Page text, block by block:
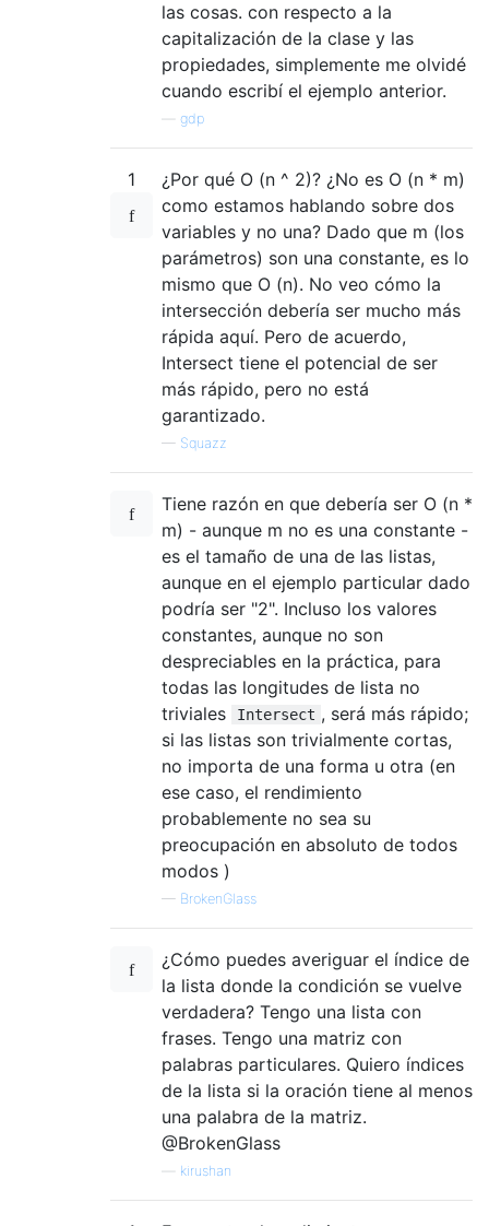
las cosas. con respecto a la
capitalización de la clase y las
propiedades, simplemente me olvidé
cuando escribí el ejemplo anterior.
gdp
1
¿Por qué O (n ^ 2)? ¿No es O (n * m)
como estamos hablando sobre dos
variables y no una? Dado que m (los
parámetros) son una constante, es lo
mismo que O (n). No veo cómo la
intersección debería ser mucho más
rápida aquí. Pero de acuerdo,
Intersect tiene el potencial de ser
más rápido, pero no está
garantizado.
— Squazz
Tiene razón en que debería ser O (n *
m) - aunque m no es una constante -
es el tamaño de una de las listas,
aunque en el ejemplo particular dado
podría ser "2". Incluso los valores
constantes, aunque no son
despreciables en la práctica, para
todas las longitudes de lista no
triviales
Intersect , será más rápido;
si las listas son trivialmente cortas,
no importa de una forma u otra (en
ese caso, el rendimiento
probablemente no sea su
preocupación en absoluto de todos
modos )
— BrokenGlass
¿Cómo puedes averiguar el índice de
la lista donde la condición se vuelve
verdadera? Tengo una lista con
frases. Tengo una matriz con
palabras particulares. Quiero índices
de la lista si la oración tiene al menos
una palabra de la matriz.
@BrokenGlass
kirushan